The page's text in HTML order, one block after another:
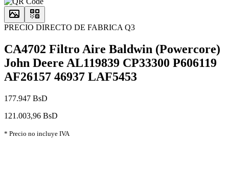
PRECIO DIRECTO DE FABRICA Q3
CA4702 Filtro Aire Baldwin (Powercore)
John Deere AL119839 CP33300 P606119
AF26157 46937 LAF5453
177.947 BsD
121.003,96 BsD
* Precio no incluye IVA